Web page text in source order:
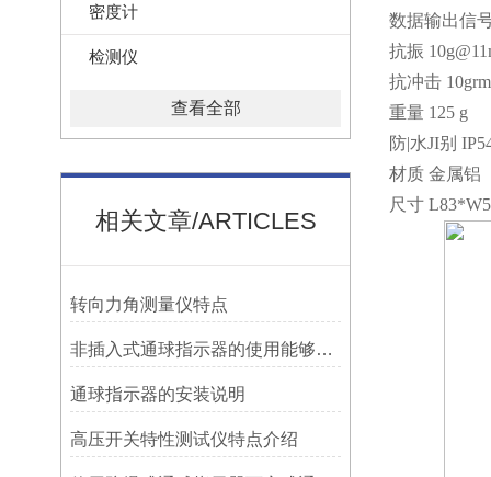
密度计
检测仪
查看全部
相关文章/ARTICLES
转向力角测量仪特点
非插入式通球指示器的使用能够满足各类管道的要求
​通球指示器的安装说明
高压开关特性测试仪特点介绍
数据输出信
抗振
抗冲击
重量 125 g
防|水JI别
材质 金属铝
尺寸